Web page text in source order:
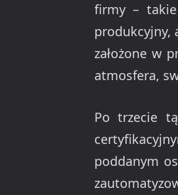
firmy – takie
produkcyjny,
założone w
atmosfera,
Po trzecie
poddanym